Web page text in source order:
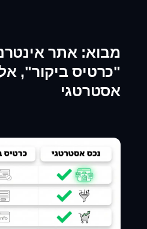
מבוא: אתר
"כרטיס ביקור",
אסטרטגי